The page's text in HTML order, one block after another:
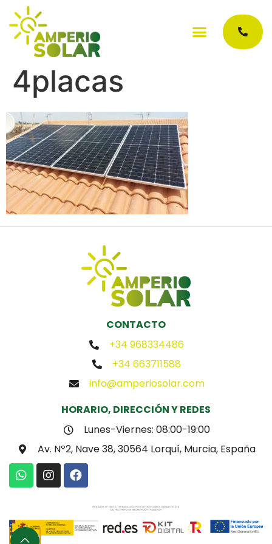
4placas
CONTACTO
+34 968334486
+34 663711588
info@amperiosolar.com
HORARIO, DIRECCIÓN Y REDES
Lunes-Viernes: 08:00-19:00
Av. Nº2, Nave 38, 30564 Lorquí, Murcia, España